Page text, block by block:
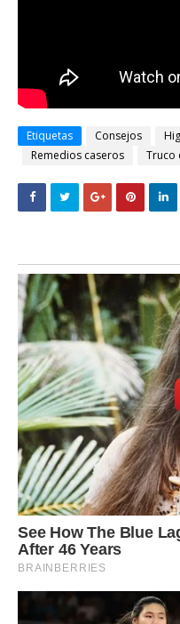
Etiquetas Consejos
Remedios caseros
Truco